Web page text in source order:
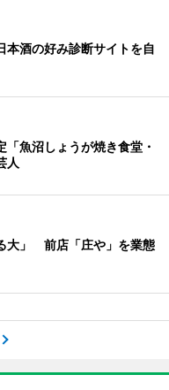
本酒の好み診断サイトを自
魚沼しょうが焼き食堂・
人
大」 前店「庄や」を業態